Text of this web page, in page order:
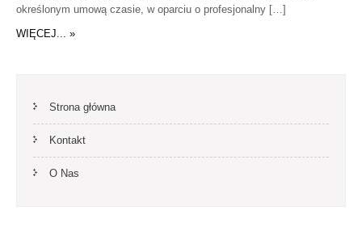
określonym umową czasie, w oparciu o profesjonalny […]
WIĘCEJ... »
Strona główna
Kontakt
O Nas